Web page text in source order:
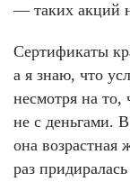
— таких акций
Сертификаты
а я знаю, что
несмотря на то,
не с деньгами.
она
раз